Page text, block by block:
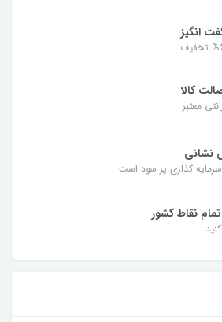
انگیز
کالا
معتبر
نشانی
گذاری پر سود است
نقاط کشور